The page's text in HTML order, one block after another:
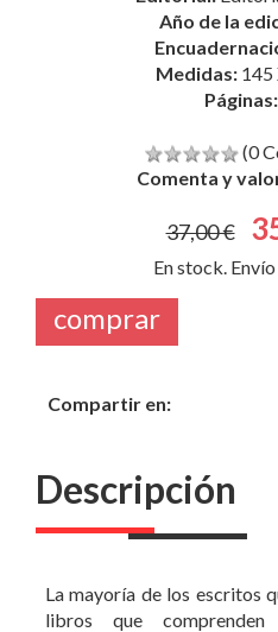
Año de la
Medidas: 145
Páginas:
(0
Comenta y
37,00 €
En stock.
comprar
Compartir en:
Descripción
La mayoría de los escritos
libros que